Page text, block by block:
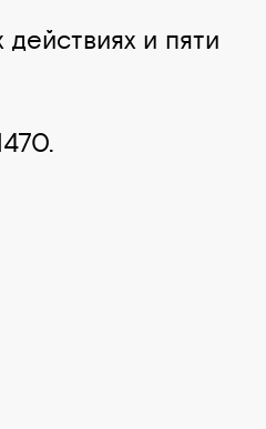
и пяти